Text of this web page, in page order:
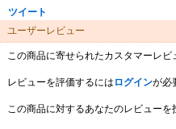
ツイート
ユーザーレビュー
この商品に寄せられたカスタマーレビ
レビューを評価するには ログインが必
この商品に対するあなたのレビューを